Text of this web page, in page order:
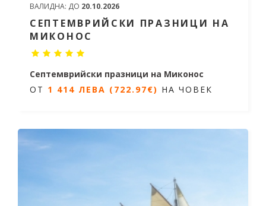
ВАЛИДНА: ДО 20.10.2026
СЕПТЕМВРИЙСКИ ПРАЗНИЦИ НА
МИКОНОС
Септемврийски празници на Миконос
5 дни / 4 нощувки
ОТ
ОТ 1 414 ЛЕВА (722.97€) НА ЧОВЕК